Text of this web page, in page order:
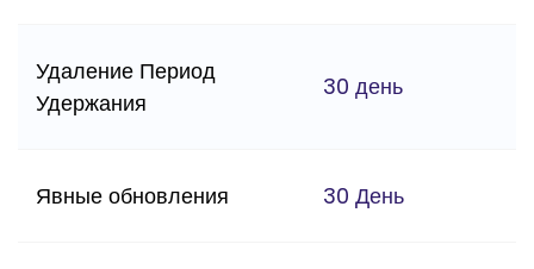
Удаление Период
Удержания
30 день
Явные обновления 30 День